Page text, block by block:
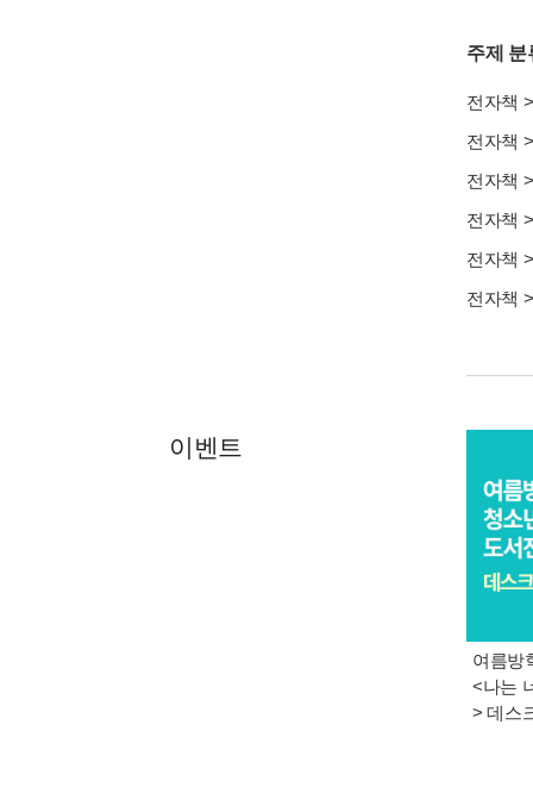
주제 분
전자책
전자책
전자책
전자책
전자책
전자책
이벤트
여름방
<나는
> 데스